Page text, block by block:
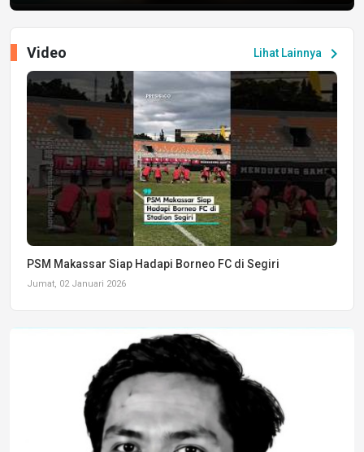
Lihat Lainnya chevron_right
Video
PSM Makassar Siap Hadapi Borneo FC di Segiri
Jumat, 02 Januari 2026